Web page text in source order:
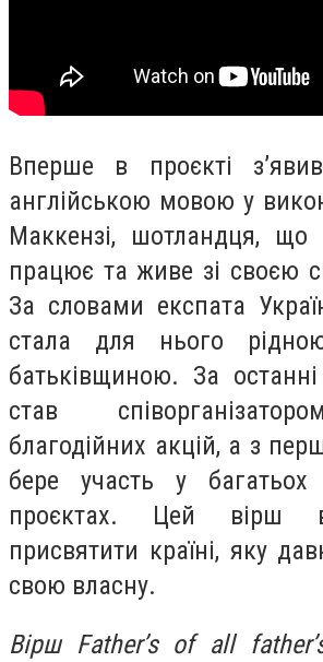
Вперше в проєкті
англійською мовою у
Маккензі, шотландця, що
працює та живе зі своєю
За словами експата
стала для нього
батьківщиною. За
став
благодійних акцій, а з
бере участь у багатьох
проєктах. Цей вірш
присвятити країні, яку
свою власну.
Вірш Father’s of all